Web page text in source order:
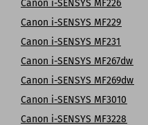
Canon i-SENSYS MF226
Canon i-SENSYS MF229
Canon i-SENSYS MF231
Canon i-SENSYS MF267dw
Canon i-SENSYS MF269dw
Canon i-SENSYS MF3010
Canon i-SENSYS MF3228